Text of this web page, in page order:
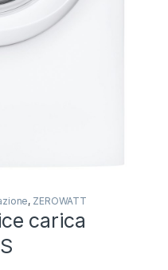
, ZEROWATT
carica